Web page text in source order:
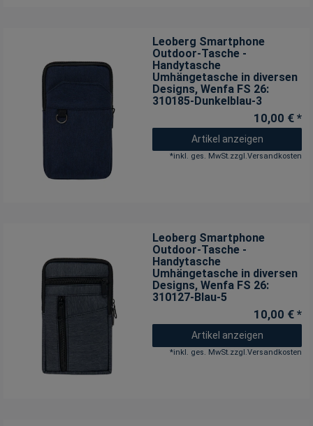
Leoberg Smartphone
Outdoor-Tasche -
Handytasche
Umhängetasche in diversen
Designs, Wenfa FS 26:
310185-Dunkelblau-3
10,00 € *
Artikel anzeigen
*inkl. ges. MwSt.zzgl.Versandkosten
Leoberg Smartphone
Outdoor-Tasche -
Handytasche
Umhängetasche in diversen
Designs, Wenfa FS 26:
310127-Blau-5
10,00 € *
Artikel anzeigen
*inkl. ges. MwSt. zzgl. Versandkosten